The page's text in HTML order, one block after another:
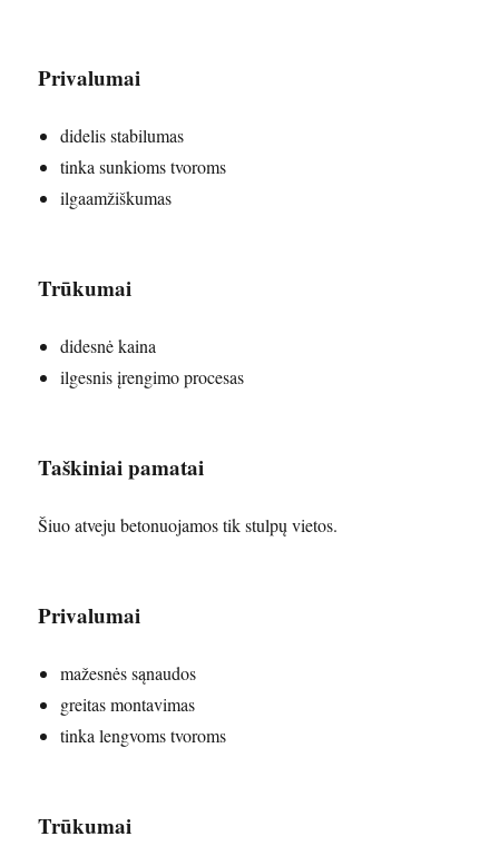
Privalumai
didelis stabilumas
tinka sunkioms tvoroms
ilgaamžiškumas
Trūkumai
didesnė kaina
ilgesnis įrengimo procesas
Taškiniai pamatai
Šiuo atveju betonuojamos tik stulpų vietos.
Privalumai
mažesnės sąnaudos
greitas montavimas
tinka lengvoms tvoroms
Trūkumai